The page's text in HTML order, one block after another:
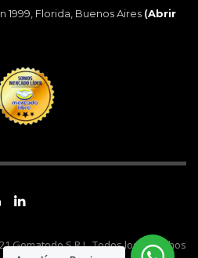
1999, Florida, Buenos Aires (Abrir
Gomatodo S.R.L. Todos los derechos